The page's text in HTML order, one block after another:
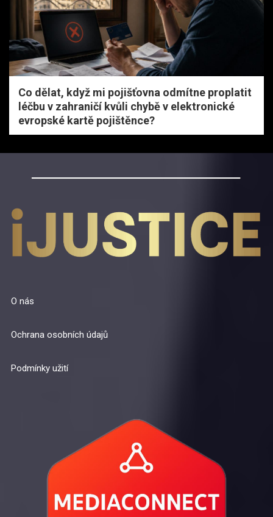
Co dělat, když mi pojišťovna odmítne proplatit
léčbu v zahraničí kvůli chybě v elektronické
evropské kartě pojištěnce?
O nás
Ochrana osobních údajů
Podmínky užití